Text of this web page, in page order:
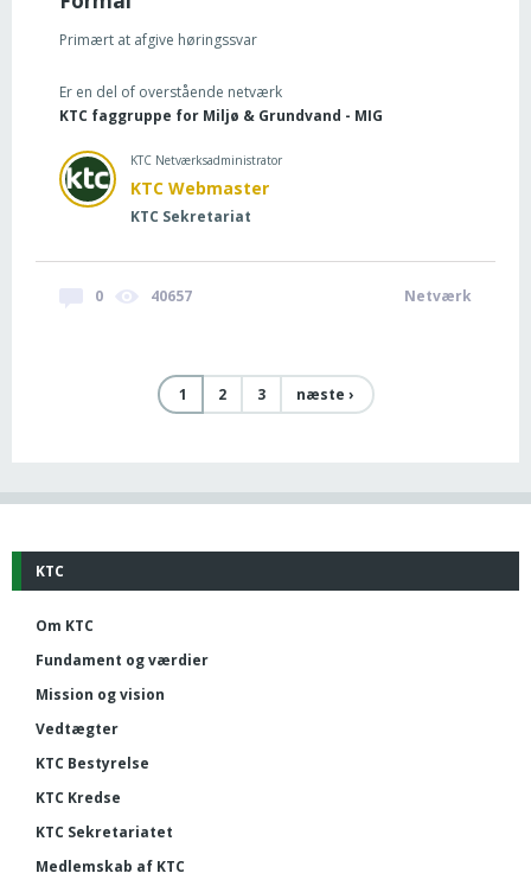
Primært at afgive høringssvar
Er en del of overstående netværk
KTC faggruppe for Miljø & Grundvand - MIG
KTC Netværksadministrator
KTC Webmaster
KTC Sekretariat
0 40657 Netværk
1 2 3 næste ›
KTC
Om KTC
Fundament og værdier
Mission og vision
Vedtægter
KTC Bestyrelse
KTC Kredse
KTC Sekretariatet
Medlemskab af KTC